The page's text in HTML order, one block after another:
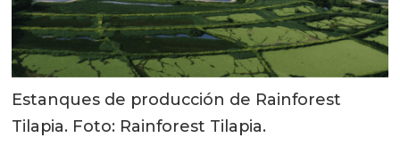
Estanques de producción de Rainforest
Tilapia. Foto: Rainforest Tilapia.